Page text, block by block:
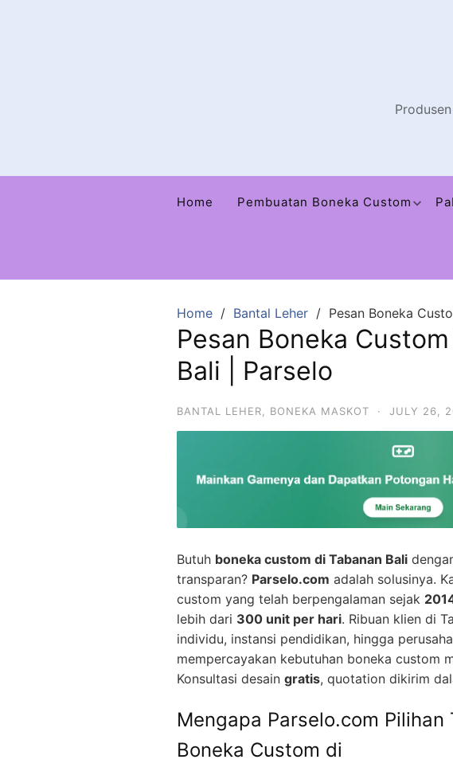
Home Pembuatan Boneka Custom
Home Bantal Leher Pesan Boneka
Pesan Boneka
Bali | Parselo
BANTAL LEHER BONEKA MASKOT · JULY 26,
Butuh boneka custom di Tabanan Bali
transparan? Parselo.com adalah solusinya.
custom yang telah berpengalaman sejak
lebih dari 300 unit per hari. Ribuan klien di
individu, instansi pendidikan, hingga
mempercayakan kebutuhan boneka custom
Konsultasi desain gratis, quotation dikirim
Mengapa Parselo.com Pilihan
Boneka Custom di